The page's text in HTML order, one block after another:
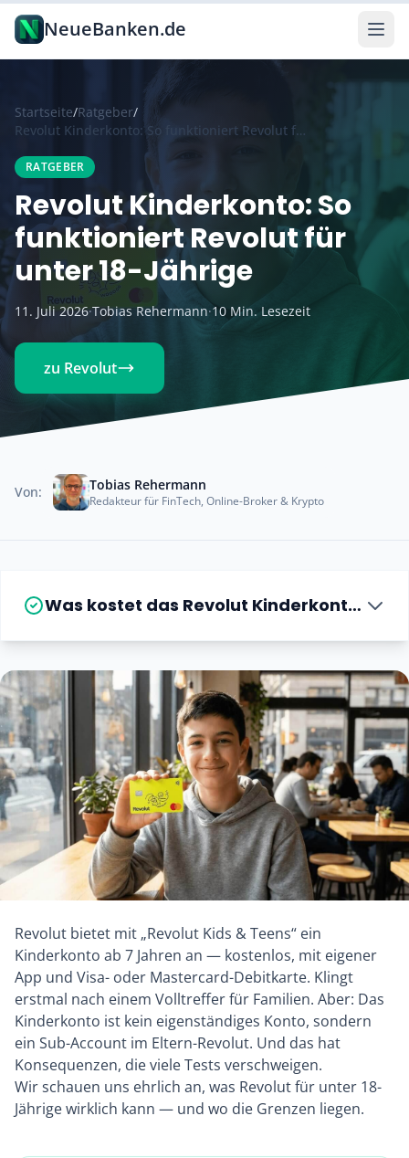
Zum Hauptinhalt springen
NeueBanken.de
Startseite/Ratgeber/
Revolut Kinderkonto: So funktioniert Revolut für unter 18-Jährige
RATGEBER
Revolut Kinderkonto: So
funktioniert Revolut für
unter 18-Jährige
11. Juli 2026·Tobias Rehermann·10 Min. Lesezeit
zu Revolut
Von: Tobias Rehermann
Redakteur für FinTech, Online-Broker & Krypto
Was kostet das Revolut Kinderkonto?
Revolut bietet mit „Revolut Kids & Teens“ ein
Kinderkonto ab 7 Jahren an — kostenlos, mit eigener
App und Visa- oder Mastercard-Debitkarte. Klingt
erstmal nach einem Volltreffer für Familien. Aber: Das
Kinderkonto ist kein eigenständiges Konto, sondern
ein Sub-Account im Eltern-Revolut. Und das hat
Konsequenzen, die viele Tests verschweigen.
Wir schauen uns ehrlich an, was Revolut für unter 18-
Jährige wirklich kann — und wo die Grenzen liegen.